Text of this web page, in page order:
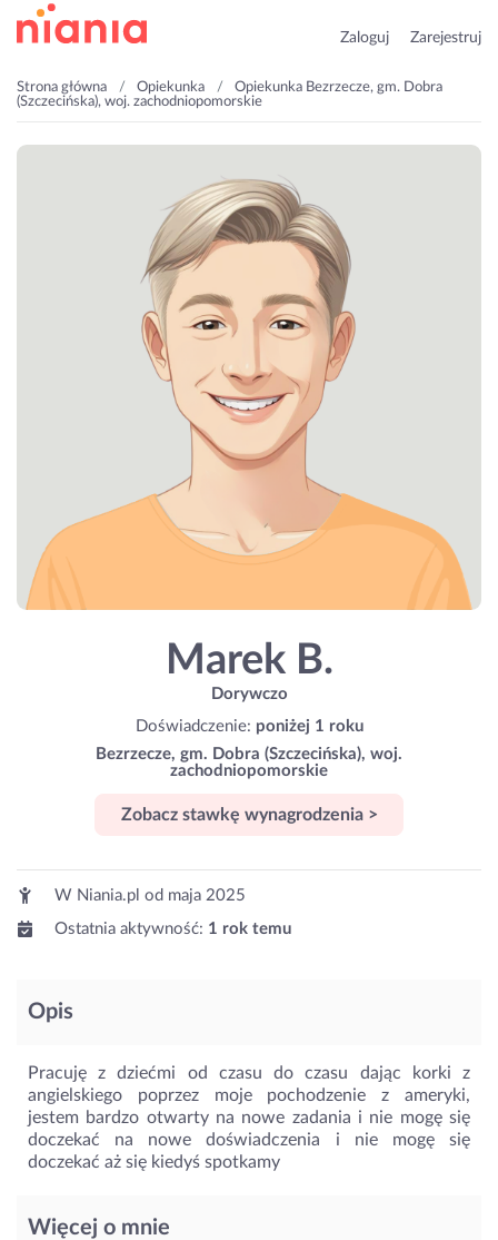
Zaloguj Zarejestruj
Strona główna Opiekunka
Opiekunka Bezrzecze, gm. Dobra
(Szczecińska), woj. zachodniopomorskie
Marek B.
Dorywczo
Doświadczenie: poniżej 1 roku
Bezrzecze, gm. Dobra (Szczecińska), woj.
zachodniopomorskie
Zobacz stawkę wynagrodzenia >
W Niania.pl od maja 2025
Ostatnia aktywność: 1 rok temu
Opis
Pracuję z dziećmi od czasu do czasu dając korki z
angielskiego poprzez moje pochodzenie z ameryki,
jestem bardzo otwarty na nowe zadania i nie mogę się
doczekać na nowe doświadczenia i nie mogę się
doczekać aż się kiedyś spotkamy
Więcej o mnie